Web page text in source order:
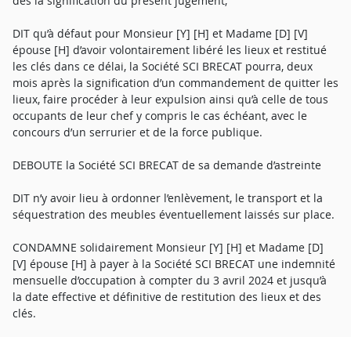
DIT qu’à défaut pour Monsieur [Y] [H] et Madame [D] [V]
épouse [H] d’avoir volontairement libéré les lieux et restitué
les clés dans ce délai, la Société SCI BRECAT pourra, deux
mois après la signification d’un commandement de quitter les
lieux, faire procéder à leur expulsion ainsi qu’à celle de tous
occupants de leur chef y compris le cas échéant, avec le
concours d’un serrurier et de la force publique.
DEBOUTE la Société SCI BRECAT de sa demande d’astreinte
DIT n’y avoir lieu à ordonner l’enlèvement, le transport et la
séquestration des meubles éventuellement laissés sur place.
CONDAMNE solidairement Monsieur [Y] [H] et Madame [D]
[V] épouse [H] à payer à la Société SCI BRECAT une indemnité
mensuelle d’occupation à compter du 3 avril 2024 et jusqu’à
la date effective et définitive de restitution des lieux et des
clés.